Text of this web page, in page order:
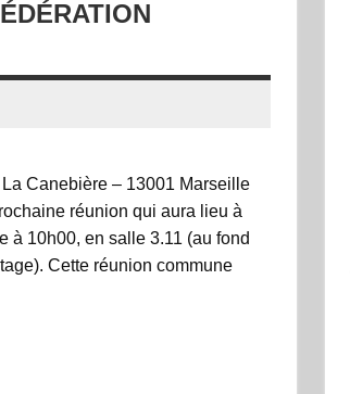
Canebière – 13001 Marseille
réunion qui aura lieu à
à 10h00, en salle 3.11 (au fond
Cette réunion commune